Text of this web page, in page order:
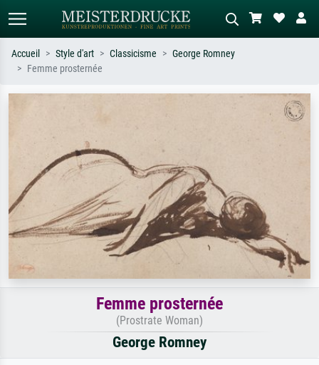
Recherchez par artiste, titre ou style –
nu.
Décrivez la scène – ex. prairie verte,
abstrait avec beaucoup de rouge,
Accueil Style d'art Classicisme
George Romney
Femme prosternée
Femme prosternée
(Prostrate Woman)
George Romney